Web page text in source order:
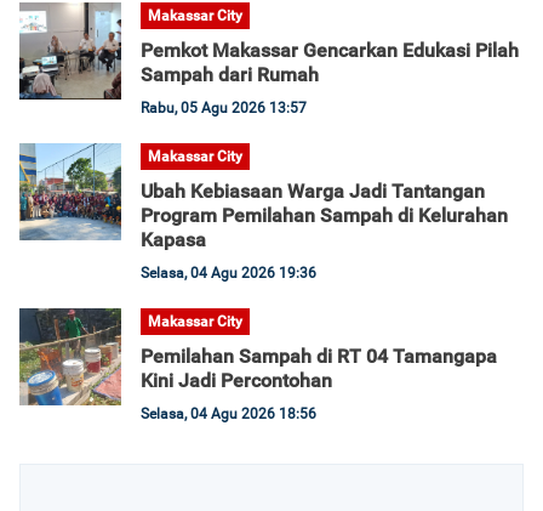
Makassar City
Pemkot Makassar Gencarkan Edukasi Pilah
Sampah dari Rumah
Rabu, 05 Agu 2026 13:57
Makassar City
Ubah Kebiasaan Warga Jadi Tantangan
Program Pemilahan Sampah di Kelurahan
Kapasa
Selasa, 04 Agu 2026 19:36
Makassar City
Pemilahan Sampah di RT 04 Tamangapa
Kini Jadi Percontohan
Selasa, 04 Agu 2026 18:56